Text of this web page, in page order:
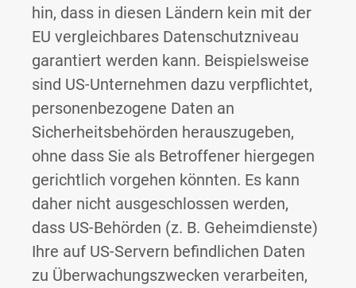
hin, dass in diesen Ländern kein mit der
EU vergleichbares Datenschutzniveau
garantiert werden kann. Beispielsweise
sind US-Unternehmen dazu verpflichtet,
personenbezogene Daten an
Sicherheitsbehörden herauszugeben,
ohne dass Sie als Betroffener hiergegen
gerichtlich vorgehen könnten. Es kann
daher nicht ausgeschlossen werden,
dass US-Behörden (z. B. Geheimdienste)
Ihre auf US-Servern befindlichen Daten
zu Überwachungszwecken verarbeiten,